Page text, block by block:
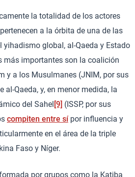
la totalidad de los actores
a la órbita de una de las
yihadismo global, al-Qaeda y Estado
más importantes son la coalición
y a los Musulmanes (JNIM, por sus
al-Qaeda, y, en menor medida, la
del Sahel [9] (ISSP, por sus
compiten entre sípor influencia y
en el área de la triple
Faso y Níger.
por grupos como la Katiba